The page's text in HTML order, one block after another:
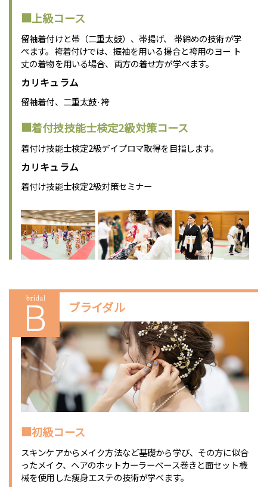
■上級コース
留袖着付けと帯（二重太鼓）、帯揚げ、 帯締めの技術が学
ぺます。袴着付けでは、振袖を用いる揚合と袴用のヨー ト
丈の着物を用いる場合、両方の着せ方が学べます。
カリキュラム
留袖着付、二重太鼓·袴
■着付技技能士検定2級対策コース
着付け技能士検定2級デイプロマ取得を目指します。
カリキュラム
着付け技能士検定2級対策セミナー
ブライダル
■初級コース
スキンケアからメイク方法など基礎から学び、その方に似合
ったメイク、ヘアのホットカーラーベース巻きと面セット機
械を使用した痩身エステの技術が学べます。